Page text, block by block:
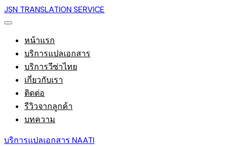
JSN TRANSLATION SERVICE
หน้าแรก
บริการแปลเอกสาร
บริการวีซ่าไทย
เกี่ยวกับเรา
ติดต่อ
รีวิวจากลูกค้า
บทความ
บริการแปลเอกสาร NAATI